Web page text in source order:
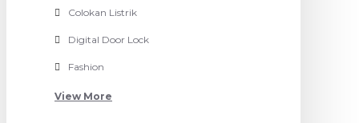
Colokan Listrik
Digital Door Lock
Fashion
View More